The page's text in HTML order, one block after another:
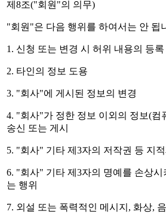
제8조("회원"의 의무)
"회원"은 다음 행위를 하여서는 안 됩
1. 신청 또는 변경 시 허위 내용의 등록
2. 타인의 정보 도용
3. "회사"에 게시된 정보의 변경
4. "회사"가 정한 정보 이외의 정보(컴
송신 또는 게시
5. "회사" 기타 제3자의 저작권 등 지
6. "회사" 기타 제3자의 명예를 손상
는 행위
7. 외설 또는 폭력적인 메시지, 화상,